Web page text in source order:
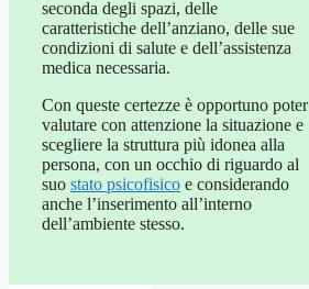
seconda degli spazi, delle
caratteristiche dell’anziano, delle sue
condizioni di salute e dell’assistenza
medica necessaria.
Con queste certezze è opportuno poter
valutare con attenzione la situazione e
scegliere la struttura più idonea alla
persona, con un occhio di riguardo al
suo stato psicofisico e considerando
anche l’inserimento all’interno
dell’ambiente stesso.